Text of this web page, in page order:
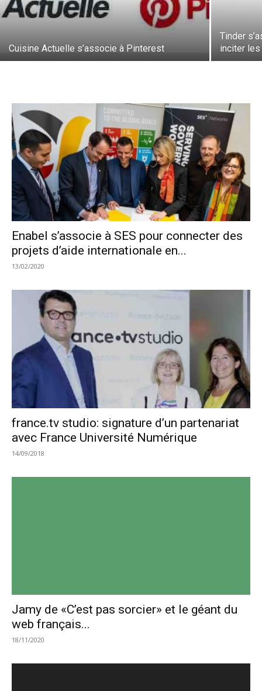
Cuisine Actuelle s’associe à Pinterest
Tinder
inciter les
Enabel s’associe à SES pour connecter des
projets d’aide internationale en...
13/02/2020
france.tv studio: signature d’un partenariat
avec France Université Numérique
14/09/2018
Jamy de «C’est pas sorcier» et le géant du
web français...
18/11/2020